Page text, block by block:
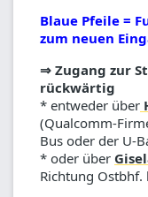
Blaue Pfeile =
zum neuen
⇒ Zugang zur
rückwärtig
* entweder über
(Qualcomm-
Bus oder der U-
* oder über
Richtung Ostbhf.